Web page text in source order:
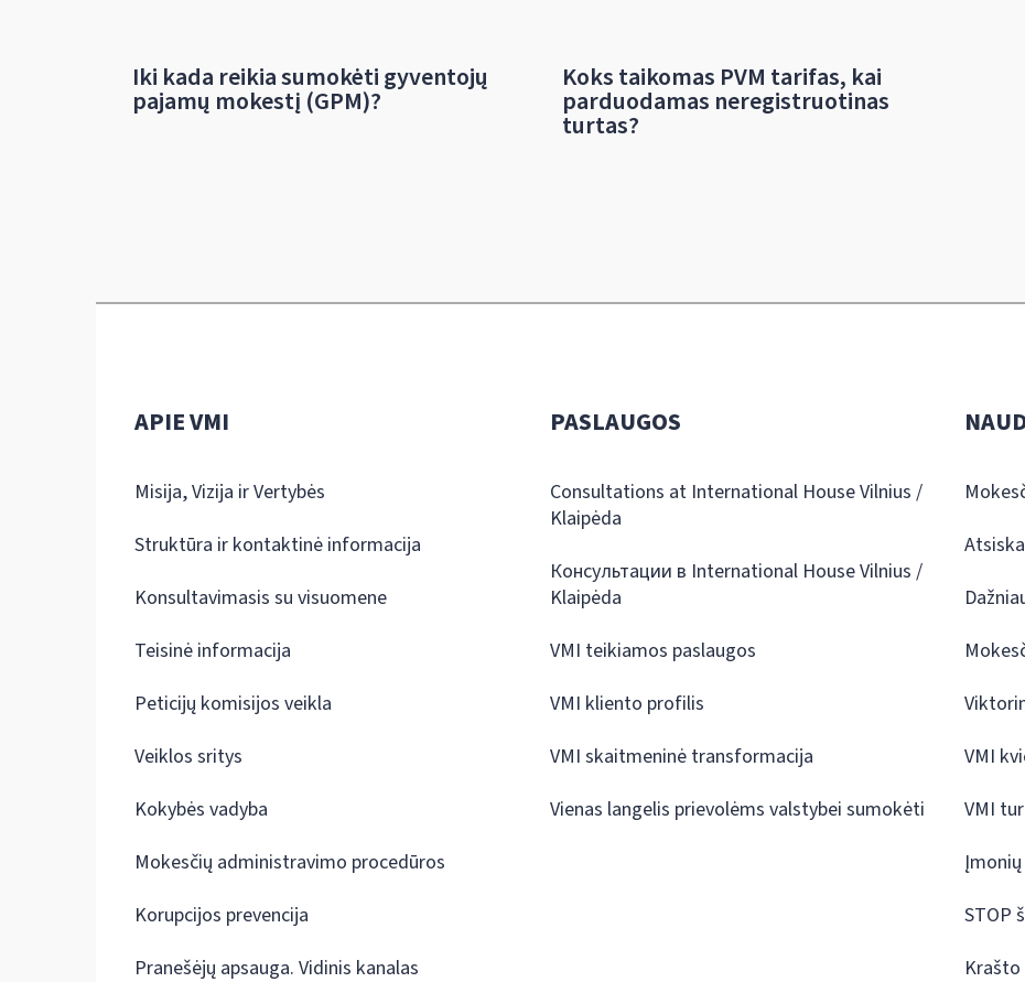
Iki kada reikia sumokėti gyventojų
pajamų mokestį (GPM)?
Koks taikomas PVM tarifas, kai
parduodamas neregistruotinas
turtas?
APIE VMI
Misija, Vizija ir Vertybės
Struktūra ir kontaktinė informacija
Konsultavimasis su visuomene
Teisinė informacija
Peticijų komisijos veikla
Veiklos sritys
Kokybės vadyba
Mokesčių administravimo procedūros
Korupcijos prevencija
Pranešėjų apsauga. Vidinis kanalas
PASLAUGOS
Consultations at International House Vilnius /
Klaipėda
Консультации в International House Vilnius /
Klaipėda
VMI teikiamos paslaugos
VMI kliento profilis
VMI skaitmeninė transformacija
Vienas langelis prievolėms valstybei sumokėti
VMI
VMI
STOP